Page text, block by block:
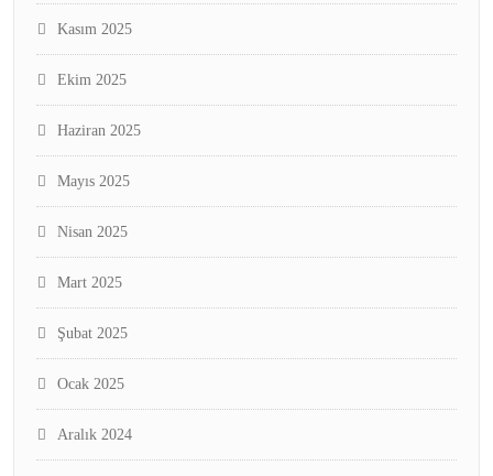
Kasım 2025
Ekim 2025
Haziran 2025
Mayıs 2025
Nisan 2025
Mart 2025
Şubat 2025
Ocak 2025
Aralık 2024